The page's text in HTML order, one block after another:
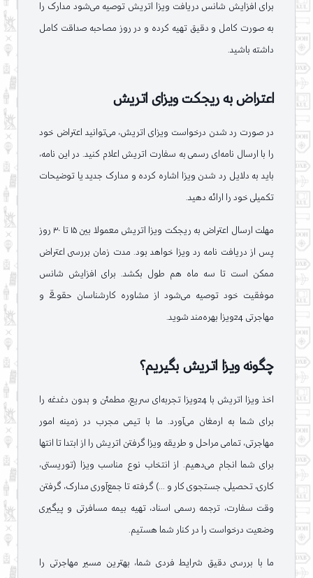
برای افزایش شانس دریافت ویزا اتریش توصیه می‌شود مدارک را
به صورت کامل و دقیق تهیه کرده و در روز مصاحبه صداقت کامل
داشته باشید.
اعتراض به ریجکت ویزای اتریش
در صورت رد شدن درخواست ویزای اتریش، می‌توانید اعتراض خود
را با ارسال نامه‌ای رسمی به سفارت اتریش اعلام کنید. در این نامه،
باید به دلایل رد شدن ویزا اشاره کرده و مدارک جدید یا توضیحات
تکمیلی خود را ارائه دهید.
مهلت ارسال اعتراض به ریجکت ویزا اتریش معمولا بین ۱۵ تا ۳۰ روز
پس از دریافت نامه رد ویزا خواهد بود. مدت زمان بررسی اعتراض
ممکن است تا سه ماه هم طول بکشد. برای افزایش شانس
موفقیت خود توصیه می‌شود از مشاوره کارشناسان حقوقی و
مهاجرتی 24ویزا بهره‌مند شوید.
چگونه ویزا اتریش بگیریم؟
اخذ ویزا اتریش با 24ویزا تجربه‌ای سریع، مطمئن و بدون دغدغه را
برای شما به ارمغان می‌آورد. ما با تیمی مجرب در زمینه امور
مهاجرتی، تمامی مراحل و طریقه ویزا گرفتن اتریش را از ابتدا تا انتها
برای شما انجام می‌دهیم. از انتخاب نوع مناسب ویزا (توریستی،
کاری، تحصیلی، جستجوی کار و ...) گرفته تا جمع‌آوری مدارک، گرفتن
وقت سفارت، ترجمه رسمی اسناد، تهیه بیمه مسافرتی و پیگیری
وضعیت درخواست را در کنار شما هستیم.
ما با بررسی دقیق شرایط فردی شما، بهترین مسیر مهاجرتی را